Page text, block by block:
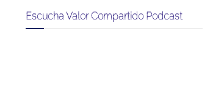
Escucha Valor Compartido Podcast